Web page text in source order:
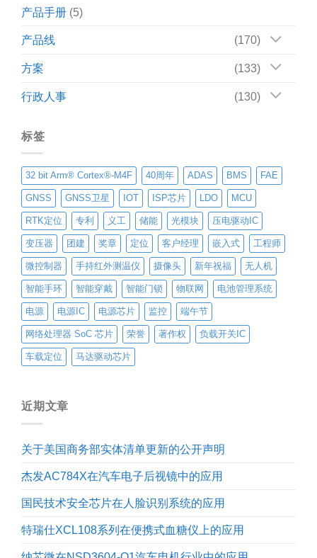
产品手册 (5)
产品线 (170)
方案 (133)
行政人事 (130)
标签
32 bit Arm® Cortex®-M4F 40周年 ADAS BMS FAE
GNSS GNSS卫星 IOT ISP芯片 LDO MCU
RTK定位 专利 义工 储能 光模块 压电驱动IC
变压器 团建 奖章 定位 客户经理 嵌入式 工程师
微控制器 手持红外测温仪 摄像头 新年祝福 无人机
智能手环 智能穿戴 智能门锁 物联网 电池管理系统
电源 电源IC 电源芯片 监控 端午节
网络处理器 SoC 芯片 荣誉 著作权 负载开关IC
车载定位 马达驱动芯片
近期文章
关于美国商务部实体清单更新的公开声明
杰发AC784X在汽车电子后视镜中的应用
国民技术安全芯片在人脸识别系统的应用
特瑞仕XCL108系列在便携式血糖仪上的应用